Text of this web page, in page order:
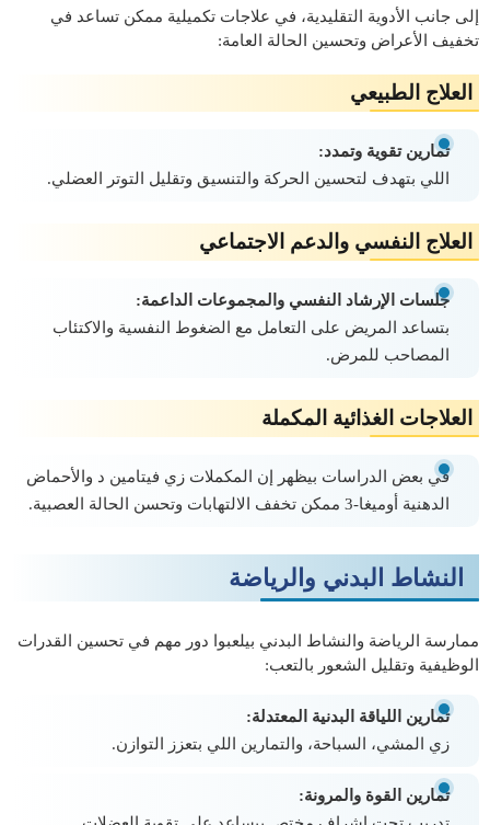
إلى جانب الأدوية التقليدية، في علاجات تكميلية ممكن تساعد في
تخفيف الأعراض وتحسين الحالة العامة:
العلاج الطبيعي
تمارين تقوية وتمدد:
اللي بتهدف لتحسين الحركة والتنسيق وتقليل التوتر العضلي.
العلاج النفسي والدعم الاجتماعي
جلسات الإرشاد النفسي والمجموعات الداعمة:
بتساعد المريض على التعامل مع الضغوط النفسية والاكتئاب
المصاحب للمرض.
العلاجات الغذائية المكملة
في بعض الدراسات بيظهر إن المكملات زي فيتامين د والأحماض
الدهنية أوميغا-3 ممكن تخفف الالتهابات وتحسن الحالة العصبية.
النشاط البدني والرياضة
ممارسة الرياضة والنشاط البدني بيلعبوا دور مهم في تحسين القدرات
الوظيفية وتقليل الشعور بالتعب:
تمارين اللياقة البدنية المعتدلة:
زي المشي، السباحة، والتمارين اللي بتعزز التوازن.
تمارين القوة والمرونة: